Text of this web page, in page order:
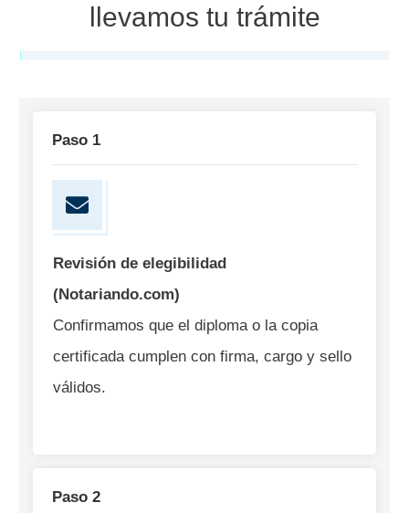
llevamos tu trámite
Paso 1
Revisión de elegibilidad
(Notariando.com)
Confirmamos que el diploma o la copia
certificada cumplen con firma, cargo y sello
válidos.
Paso 2